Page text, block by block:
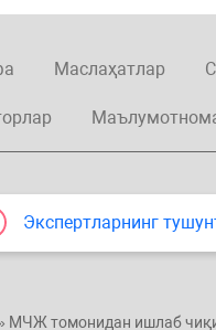
Маслаҳатлар
Экспертларнинг
МЧЖ томонидан ишлаб